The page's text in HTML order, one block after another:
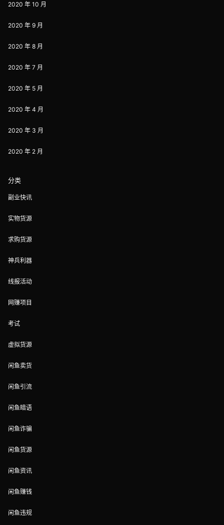
2020 年 10 月
2020 年 9 月
2020 年 8 月
2020 年 7 月
2020 年 5 月
2020 年 4 月
2020 年 3 月
2020 年 2 月
分类
副业快讯
实物货源
求购货源
神兵利器
线报活动
网赚项目
考试
虚拟货源
闲鱼卖货
闲鱼引流
闲鱼暗语
闲鱼诈骗
闲鱼货源
闲鱼资讯
闲鱼赚钱
闲鱼违规